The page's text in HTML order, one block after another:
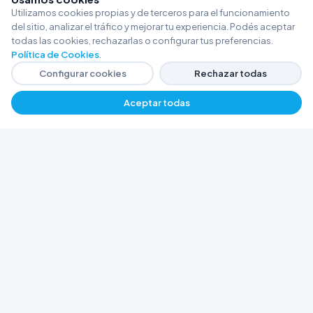
Utilizamos cookies propias y de terceros para el funcionamiento
del sitio, analizar el tráfico y mejorar tu experiencia. Podés aceptar
todas las cookies, rechazarlas o configurar tus preferencias.
Política de Cookies
Configurar cookies
Rechazar todas
Aceptar todas